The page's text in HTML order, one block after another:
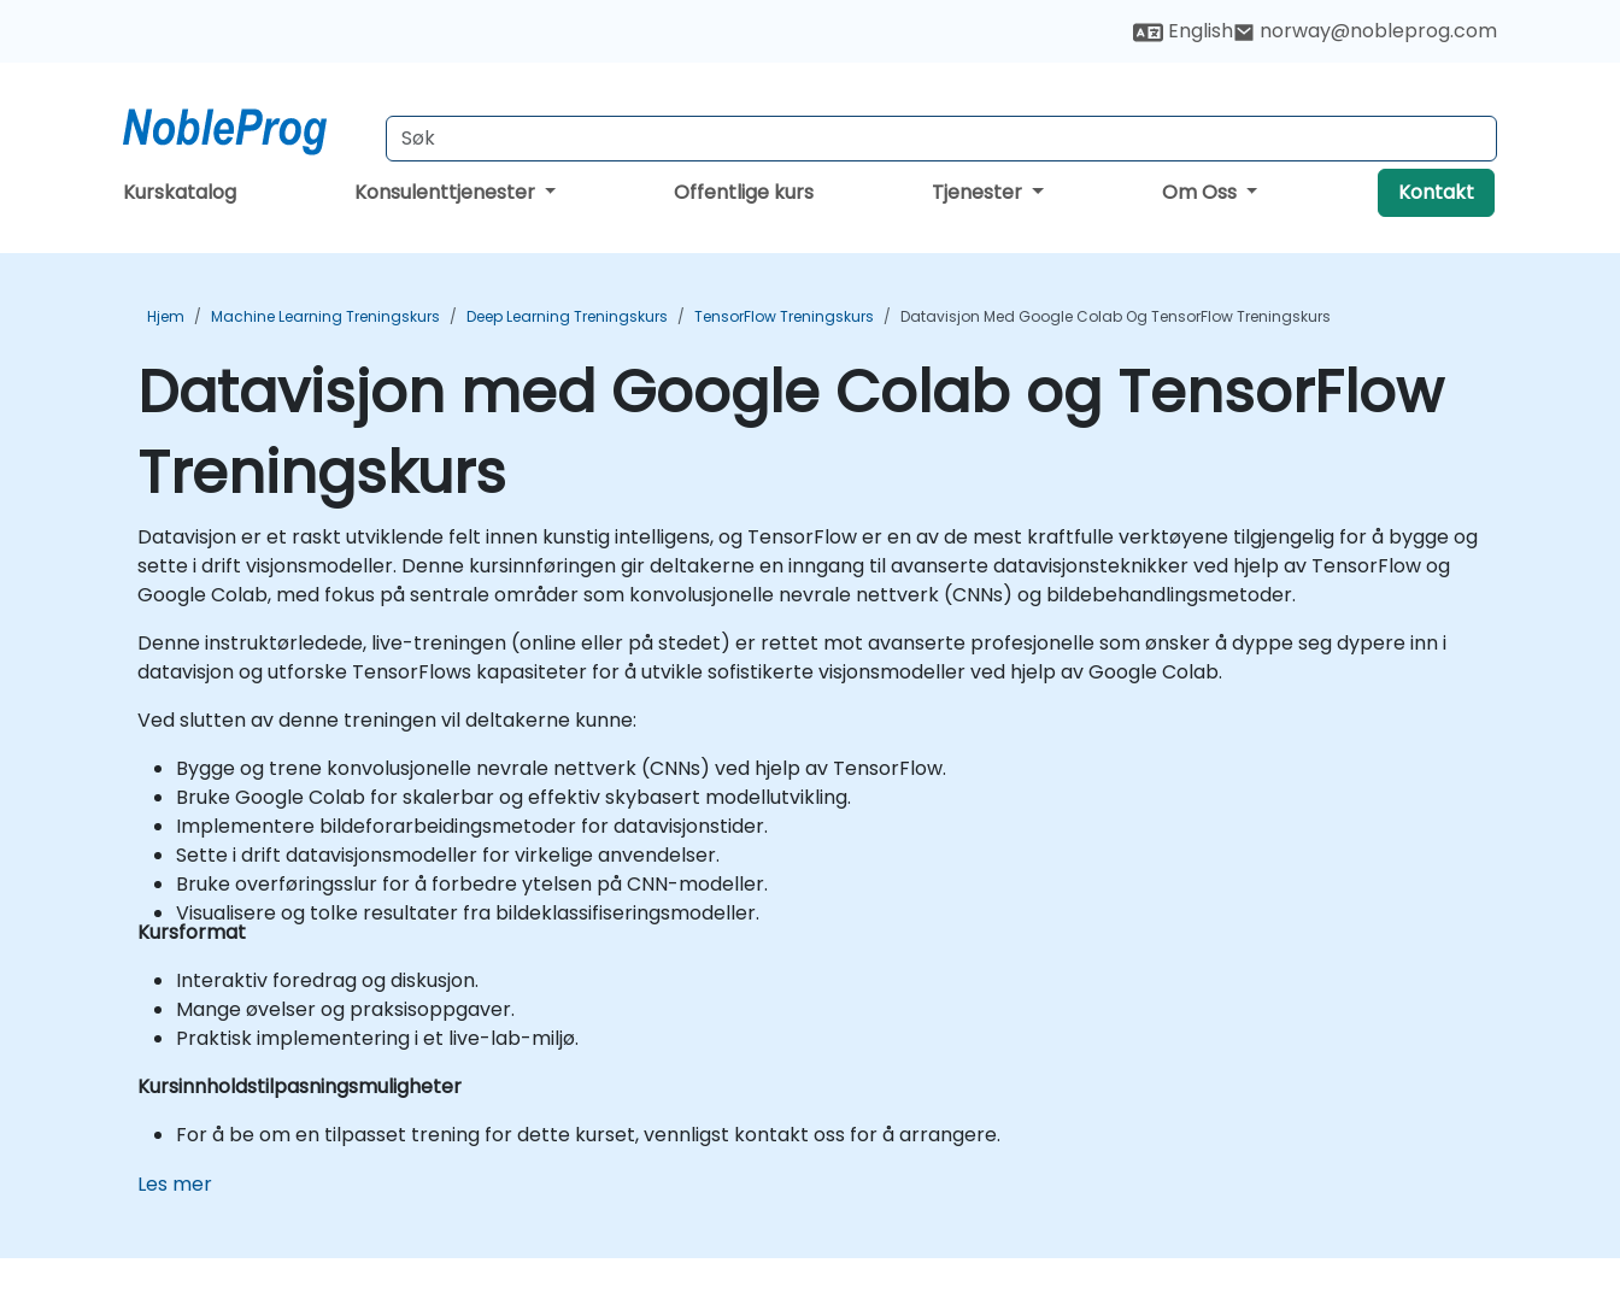
English norway@nobleprog.com
Kurskatalog Konsulenttjenester Offentlige kurs Tjenester Om Oss Kontakt
Hjem Machine Learning Treningskurs Deep Learning Treningskurs TensorFlow Treningskurs Datavisjon Med Google Colab Og TensorFlow Treningskurs
Datavisjon med Google Colab og TensorFlow
Treningskurs
Datavisjon er et raskt utviklende felt innen kunstig intelligens, og TensorFlow er en av de mest kraftfulle verktøyene tilgjengelig for å bygge og
sette i drift visjonsmodeller. Denne kursinnføringen gir deltakerne en inngang til avanserte datavisjonsteknikker ved hjelp av TensorFlow og
Google Colab, med fokus på sentrale områder som konvolusjonelle nevrale nettverk (CNNs) og bildebehandlingsmetoder.
Denne instruktørledede, live-treningen (online eller på stedet) er rettet mot avanserte profesjonelle som ønsker å dyppe seg dypere inn i
datavisjon og utforske TensorFlows kapasiteter for å utvikle sofistikerte visjonsmodeller ved hjelp av Google Colab.
Ved slutten av denne treningen vil deltakerne kunne:
Bygge og trene konvolusjonelle nevrale nettverk (CNNs) ved hjelp av TensorFlow.
Bruke Google Colab for skalerbar og effektiv skybasert modellutvikling.
Implementere bildeforarbeidingsmetoder for datavisjonstider.
Sette i drift datavisjonsmodeller for virkelige anvendelser.
Bruke overføringsslur for å forbedre ytelsen på CNN-modeller.
Visualisere og tolke resultater fra bildeklassifiseringsmodeller.
Kursformat
Interaktiv foredrag og diskusjon.
Mange øvelser og praksisoppgaver.
Praktisk implementering i et live-lab-miljø.
Kursinnholdstilpasningsmuligheter
For å be om en tilpasset trening for dette kurset, vennligst kontakt oss for å arrangere.
Les mer